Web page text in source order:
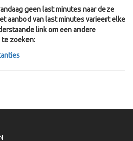
geen last minutes naar deze
aanbod van last minutes varieert elke
link om een andere
te zoeken: